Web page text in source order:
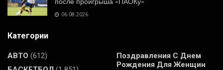
06.08.2026
Категории
АВТО (612)
Поздравления С Днем
Рождения Для Женщин